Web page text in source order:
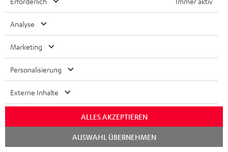
Heimkino
11-12/2018
Mehr...
Analyse
Marketing
Personalisierung
Externe Inhalte
ALLES AKZEPTIEREN
AUSWAHL ÜBERNEHMEN